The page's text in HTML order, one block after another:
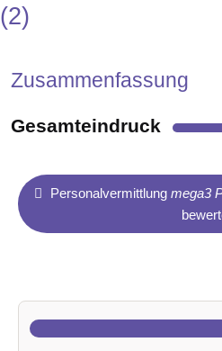
2
Zusammenfassung
Gesamteindruck
Personalvermittlung mega3